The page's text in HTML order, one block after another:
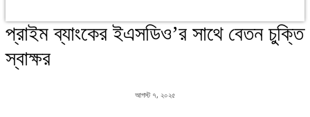
প্রাইম ব্যাংকের ইএসডিও’র সাথে বেতন চুক্তি
স্বাক্ষর
আগস্ট ৭, ২০২৫